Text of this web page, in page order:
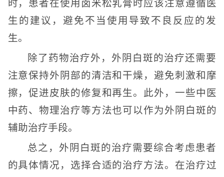
时，患者在使用卤米松乳膏时应该注意遵循医
生的建议，避免不当使用导致不良反应的发
生。
除了药物治疗外，外阴白斑的治疗还需要
注意保持外阴部的清洁和干燥，避免刺激和摩
擦，促进皮肤的修复和再生。此外，一些中医
中药、物理治疗等方法也可以作为外阴白斑的
辅助治疗手段。
总之，外阴白斑的治疗需要综合考虑患者
的具体情况，选择合适的治疗方法。在治疗过